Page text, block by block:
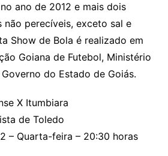
ano de 2012 e mais dois
não perecíveis, exceto sal e
Show de Bola é realizado em
Goiana de Futebol, Ministério
do Estado de Goiás.
X Itumbiara
de Toledo
– Quarta-feira – 20:30 horas